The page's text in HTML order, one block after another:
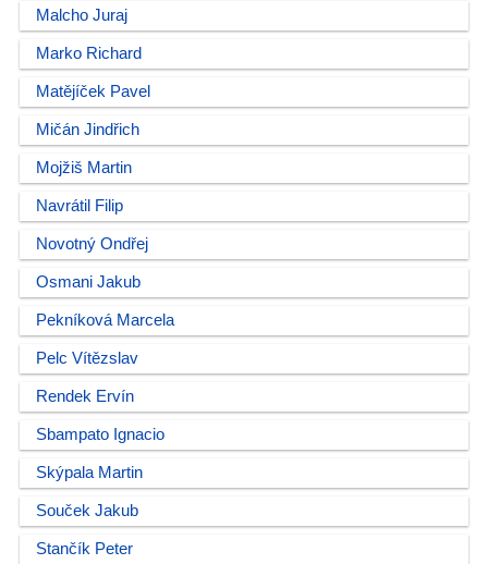
Malcho Juraj
Marko Richard
Matějíček Pavel
Mičán Jindřich
Mojžiš Martin
Navrátil Filip
Novotný Ondřej
Osmani Jakub
Pekníková Marcela
Pelc Vítězslav
Rendek Ervín
Sbampato Ignacio
Skýpala Martin
Souček Jakub
Stančík Peter